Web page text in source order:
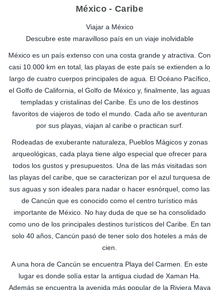
México - Caribe
Viajar a México
Descubre este maravilloso país en un viaje inolvidable
México es un país extenso con una costa grande y atractiva. Con
casi 10.000 km en total, las playas de este país se extienden a lo
largo de cuatro cuerpos principales de agua. El Océano Pacífico,
el Golfo de California, el Golfo de México y, finalmente, las aguas
templadas y cristalinas del Caribe. Es uno de los destinos
favoritos de viajeros de todo el mundo. Cada año se aventuran
por sus playas, viajan al caribe o practican surf.
Rodeadas de exuberante naturaleza, Pueblos Mágicos y zonas
arqueológicas, cada playa tiene algo especial que ofrecer para
todos los gustos y presupuestos. Una de las más visitadas son
las playas del caribe, que se caracterizan por el azul turquesa de
sus aguas y son ideales para nadar o hacer esnórquel, como las
de Cancún que es conocido como el centro turístico más
importante de México. No hay duda de que se ha consolidado
como uno de los principales destinos turísticos del Caribe. En tan
solo 40 años, Cancún pasó de tener solo dos hoteles a más de
cien.
A una hora de Cancún se encuentra Playa del Carmen. En este
lugar es donde solía estar la antigua ciudad de Xaman Ha.
Además se encuentra la avenida más popular de la Riviera Maya